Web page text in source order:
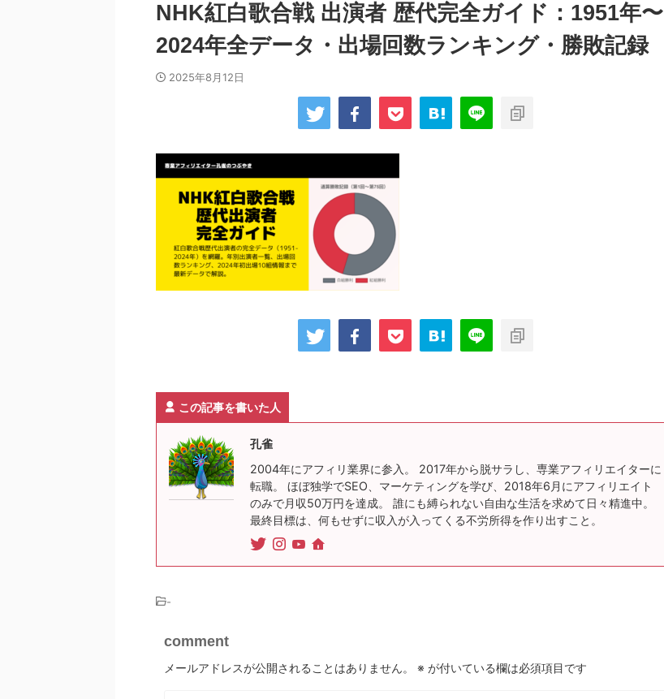
NHK紅白歌合戦 出演者 歴代完全ガイド：1951年〜
2024年全データ・出場回数ランキング・勝敗記録
2025年8月12日
この記事を書いた人
孔雀
2004年にアフィリ業界に参入。 2017年から脱サラし、専業アフィリエイターに
転職。 ほぼ独学でSEO、マーケティングを学び、2018年6月にアフィリエイト
のみで月収50万円を達成。 誰にも縛られない自由な生活を求めて日々精進中。
最終目標は、何もせずに収入が入ってくる不労所得を作り出すこと。
-
comment
メールアドレスが公開されることはありません。 ※ が付いている欄は必須項目です